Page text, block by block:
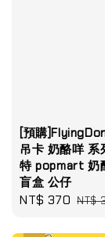
[預購
吊卡 奶酪咩 系
特 popmart 奶
盲盒 公仔
Sale
NT$ 370 NT$